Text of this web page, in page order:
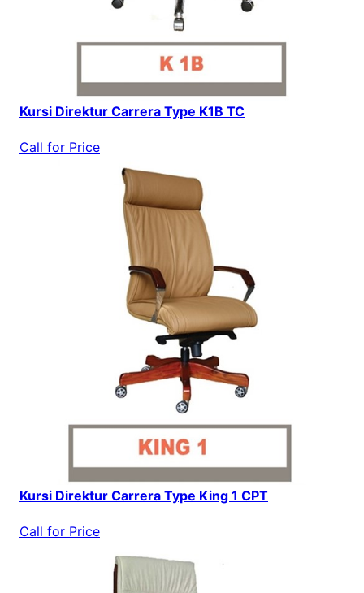
Kursi Direktur Carrera Type K1B TC
Call for Price
Kursi Direktur Carrera Type King 1 CPT
Call for Price